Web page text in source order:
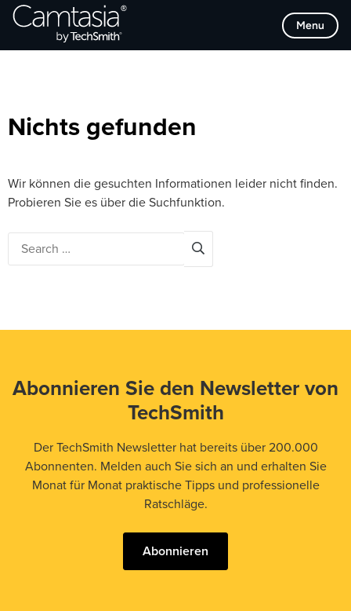
Direkt
zum
Menu
Browse Categories
Nichts gefunden
Wir können die gesuchten Informationen leider nicht finden.
Probieren Sie es über die Suchfunktion.
Abonnieren Sie den Newsletter von
TechSmith
Der TechSmith Newsletter hat bereits über 200.000
Abonnenten. Melden auch Sie sich an und erhalten Sie
Monat für Monat praktische Tipps und professionelle
Ratschläge.
Abonnieren